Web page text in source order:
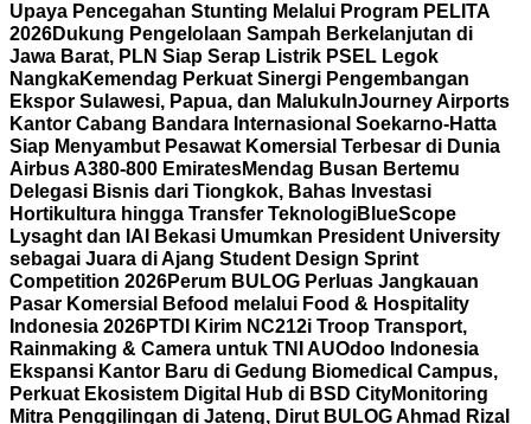
Upaya Pencegahan Stunting Melalui Program PELITA
2026Dukung Pengelolaan Sampah Berkelanjutan di
Jawa Barat, PLN Siap Serap Listrik PSEL Legok
NangkaKemendag Perkuat Sinergi Pengembangan
Ekspor Sulawesi, Papua, dan Maluku InJourney Airports
Kantor Cabang Bandara Internasional Soekarno-Hatta
Siap Menyambut Pesawat Komersial Terbesar di Dunia
Airbus A380-800 EmiratesMendag Busan Bertemu
Delegasi Bisnis dari Tiongkok, Bahas Investasi
Hortikultura hingga Transfer TeknologiBlueScope
Lysaght dan IAI Bekasi Umumkan President University
sebagai Juara di Ajang Student Design Sprint
Competition 2026Perum BULOG Perluas Jangkauan
Pasar Komersial Befood melalui Food & Hospitality
Indonesia 2026PTDI Kirim NC212i Troop Transport,
Rainmaking & Camera untuk TNI AUOdoo Indonesia
Ekspansi Kantor Baru di Gedung Biomedical Campus,
Perkuat Ekosistem Digital Hub di BSD CityMonitoring
Mitra Penggilingan di Jateng, Dirut BULOG Ahmad Rizal